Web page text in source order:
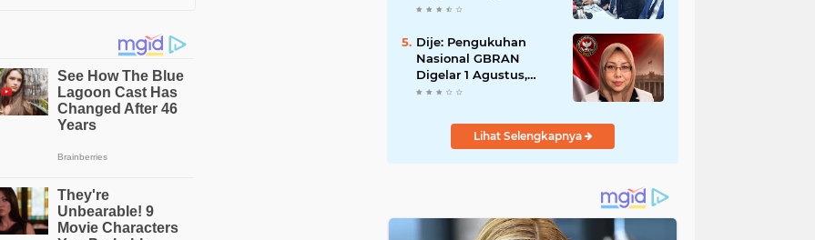
Profesi Wartawan
Dije: Pengukuhan
Nasional GBRAN
Digelar 1 Agustus,
Diikuti 38 DPD dan
Lihat Selengkapnya